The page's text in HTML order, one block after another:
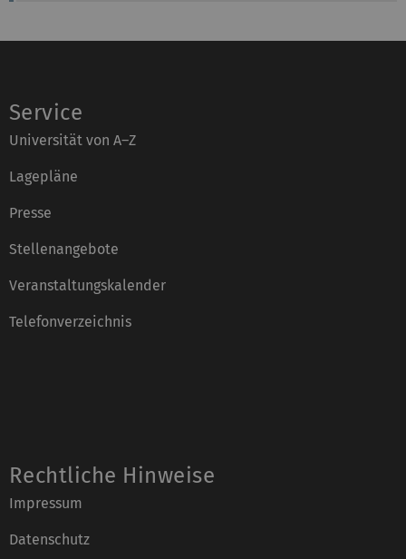
Service
Universität von A–Z
Lagepläne
Presse
Stellenangebote
Veranstaltungskalender
Telefonverzeichnis
Rechtliche Hinweise
Impressum
Datenschutz